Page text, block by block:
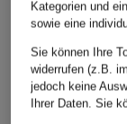
Kategorien und
sowie eine
Sie können Ihre
widerrufen (z.B.
jedoch keine
Ihrer Daten. Sie